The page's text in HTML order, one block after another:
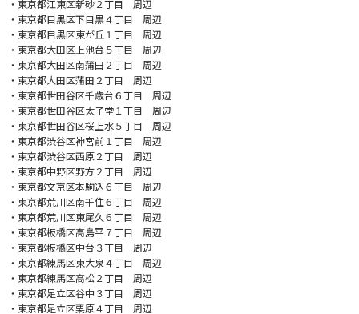
・東京都江東区新砂２丁目 周辺
・東京都目黒区下目黒４丁目 周辺
・東京都目黒区東が丘１丁目 周辺
・東京都大田区上池台５丁目 周辺
・東京都大田区南蒲田２丁目 周辺
・東京都大田区蒲田２丁目 周辺
・東京都世田谷区千歳台６丁目 周辺
・東京都世田谷区太子堂１丁目 周辺
・東京都世田谷区桜上水５丁目 周辺
・東京都渋谷区神宮前１丁目 周辺
・東京都渋谷区西原２丁目 周辺
・東京都中野区野方２丁目 周辺
・東京都文京区本駒込６丁目 周辺
・東京都荒川区南千住６丁目 周辺
・東京都荒川区東尾久６丁目 周辺
・東京都板橋区高島平７丁目 周辺
・東京都板橋区中台３丁目 周辺
・東京都練馬区東大泉４丁目 周辺
・東京都練馬区高松２丁目 周辺
・東京都足立区谷中３丁目 周辺
・東京都足立区栗原４丁目 周辺